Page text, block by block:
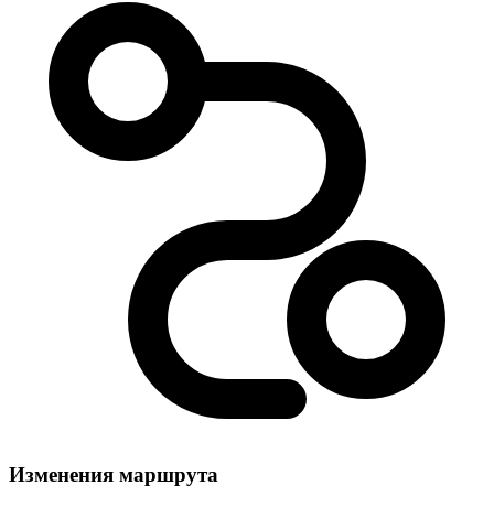
Изменения маршрута